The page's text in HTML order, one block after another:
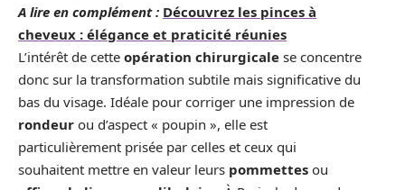
A lire en complément : Découvrez les pinces à
cheveux : élégance et praticité réunies
L’intérêt de cette opération chirurgicale se concentre
donc sur la transformation subtile mais significative du
bas du visage. Idéale pour corriger une impression de
rondeur ou d’aspect « poupin », elle est
particulièrement prisée par celles et ceux qui
souhaitent mettre en valeur leurs pommettes ou